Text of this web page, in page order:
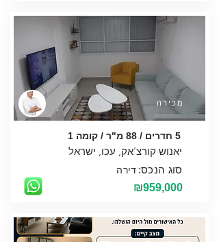
מכירה
5 חדרים / 88 מ"ר / קומה 1
דירה סוג הנכס:
₪959,000